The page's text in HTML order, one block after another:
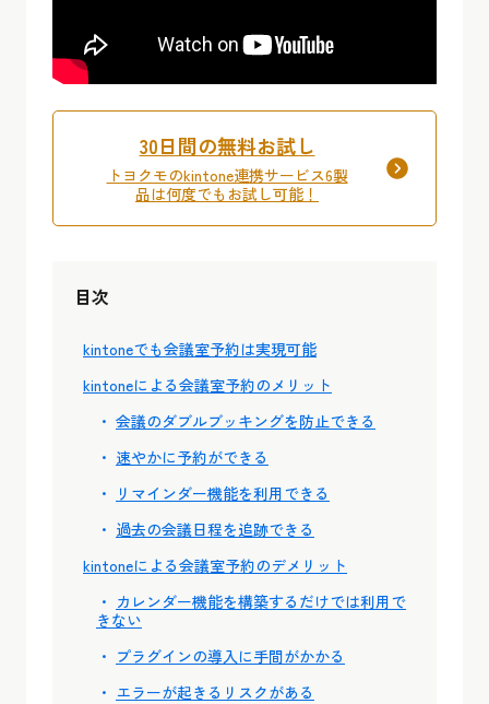
30日間の無料お試し
トヨクモのkintone連携サービス6製
品は何度でもお試し可能！
目次
kintoneでも会議室予約は実現可能
kintoneによる会議室予約のメリット
会議のダブルブッキングを防止できる
速やかに予約ができる
リマインダー機能を利用できる
過去の会議日程を追跡できる
kintoneによる会議室予約のデメリット
カレンダー機能を構築するだけでは利用で
きない
プラグインの導入に手間がかかる
エラーが起きるリスクがある